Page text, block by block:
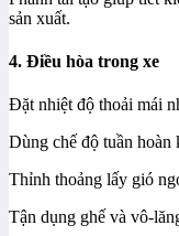
sản xuất.
4. Điều hòa trong xe
Đặt nhiệt độ thoải mái
Dùng chế độ tuần hoàn
Thỉnh thoảng lấy gió
Tận dụng ghế và vô-